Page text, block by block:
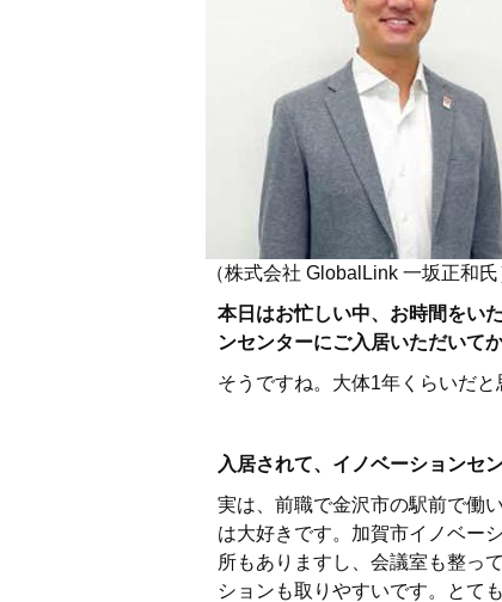
（株式会社 GlobalLink 一坂正和氏
本日はお忙しい中、お時間をい
ンセンターにご入居いただいて
そうですね。大体1年くらいだと
入居されて、イノベーションセ
実は、前職で金沢市の駅前で働
は大好きです。加賀市イノベー
所もありますし、会議室も整っ
ションも取りやすいです。とて